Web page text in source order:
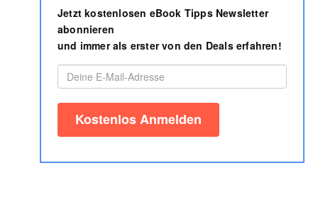
Jetzt kostenlosen eBook Tipps Newsletter
abonnieren
und immer als erster von den Deals erfahren!